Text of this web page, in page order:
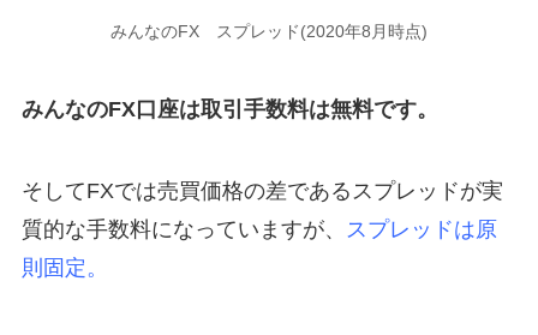
みんなのFX スプレッド(2020年8月時点)
みんなのFX口座は取引手数料は無料です。
そしてFXでは売買価格の差であるスプレッドが実
質的な手数料になっていますが、
スプレッドは原
則固定。